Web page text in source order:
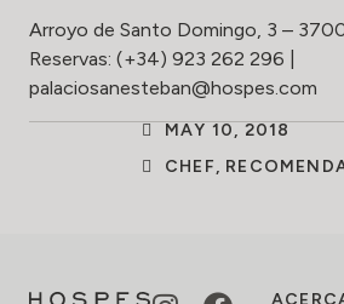
Arroyo de Santo Domingo, 3 –
Reservas: (+34) 923 262 296 |
palaciosanesteban@hospes.com
MAY 10, 2018
CHEF,